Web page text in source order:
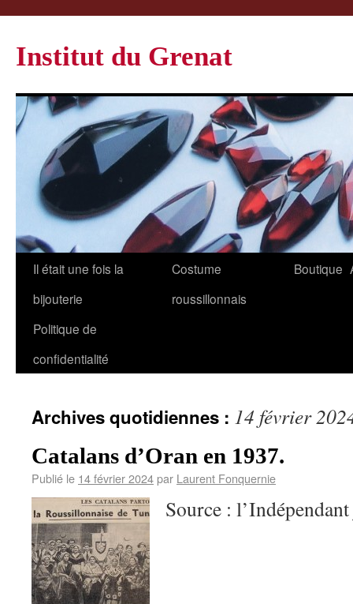
Institut du Grenat
Il était une fois la
bijouterie
Costume
roussillonnais
Boutique
Politique de
confidentialité
Archives quotidiennes : 14 février
Catalans d’Oran en 1937.
Publié le 14 février 2024par Laurent Fonquernie
Source :